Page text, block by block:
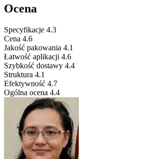
Ocena
Specyfikacje 4.3
Cena 4.6
Jakość pakowania 4.1
Łatwość aplikacji 4.6
Szybkość dostawy 4.4
Struktura 4.1
Efektywność 4.7
Ogólna ocena 4.4